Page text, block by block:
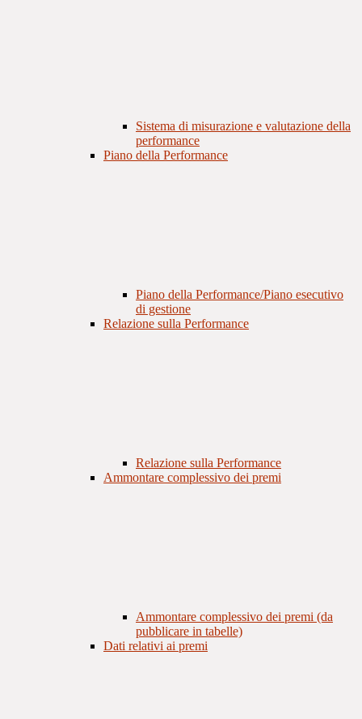
Sistema di misurazione e valutazione della
performance
Piano della Performance
Piano della Performance/Piano esecutivo
di gestione
Relazione sulla Performance
Relazione sulla Performance
Ammontare complessivo dei premi
Ammontare complessivo dei premi (da
pubblicare in tabelle)
Dati relativi ai premi